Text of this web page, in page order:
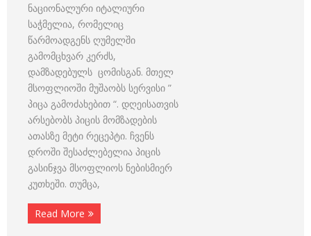
ნაციონალური იტალიური
საჭმელია, რომელიც
წარმოადგენს ღუმელში
გამომცხვარ კერძს,
დამზადებულს ცომისგან. მთელ
მსოფლიოში მუშაობს სერვისი ”
პიცა გამოძახებით “. დღეისათვის
არსებობს პიცის მომზადების
ათასზე მეტი რეცეპტი. ჩვენს
დროში შესაძლებელია პიცის
გასინჯვა მსოფლიოს ნებისმიერ
კუთხეში. თუმცა,
Read More